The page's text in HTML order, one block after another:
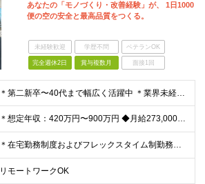
あなたの「モノづくり・改善経験」が、 1日1000
便の空の安全と最高品質をつくる。
未経験歓迎 学歴不問 ベテランOK
完全週休2日 賞与複数月 面接1回
＊第二新卒〜40代まで幅広く活躍中 ＊業界未経験OK ◆製造業・インフラ・IT等で何らかの エンジニアリング・品質管理・設計・整備経験（機械・電気・電子等）がある方 ◆四年制大学または高等専門学校
＊想定年収：420万円〜900万円 ◆月給273,000～＋賞与年3回＋残業代全額支給 ※経験・能力・前職給与を考慮の上、当社規定により決定 ※残業代は別途全額支給 ※試用期間3ヶ月あり（給与待遇に
＊在宅勤務制度およびフレックスタイム制勤務制度あり （一部の部門では運用対象外） 入社後の初期配属は、 株式会社JALエンジニアリングへ出向となります ◆JALエンジニアリング:技術部（羽田空港）
リモートワークOK